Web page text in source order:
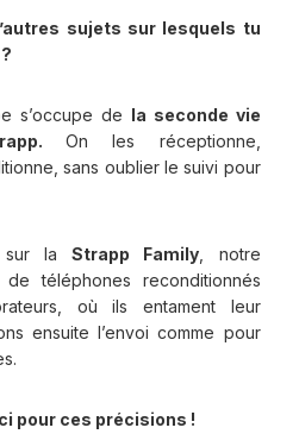
sujets sur lesquels tu
s’occupe de
la seconde vie
On les réceptionne,
sans oublier le suivi pour
sur laStrapp Family, notre
téléphones reconditionnés
où ils entament leur
ensuite l’envoi comme pour
pour ces précisions !